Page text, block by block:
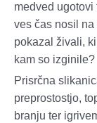
medved
ves čas nosil
pokazal živali,
kam so izginile?
Prisrčna
preprostostjo,
branju ter